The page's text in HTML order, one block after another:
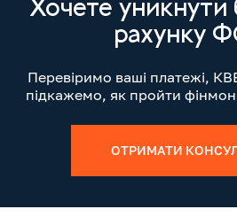
Хочете уникнути
рахунку
Перевіримо ваші платежі,
підкажемо, як пройти
ОТРИМАТИ